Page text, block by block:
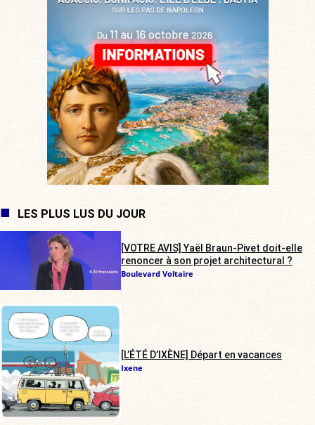
LES PLUS LUS DU JOUR
[VOTRE AVIS] Yaël Braun-Pivet doit-elle
renoncer à son projet architectural ?
Boulevard Voltaire
[L’ÉTÉ D’IXÈNE] Départ en vacances
Ixene